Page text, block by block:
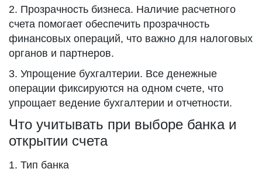
2. Прозрачность бизнеса. Наличие расчетного
счета помогает обеспечить прозрачность
финансовых операций, что важно для налоговых
органов и партнеров.
3. Упрощение бухгалтерии. Все денежные
операции фиксируются на одном счете, что
упрощает ведение бухгалтерии и отчетности.
Что учитывать при выборе банка и
открытии счета
1. Тип банка